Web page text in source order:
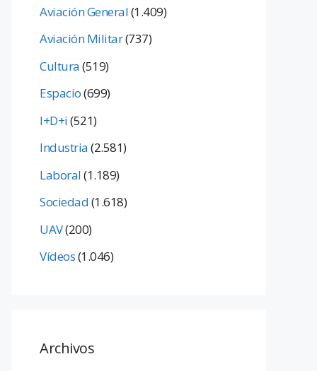
Aviación General(1.409)
Aviación Militar(737)
Cultura(519)
Espacio(699)
I+D+i(521)
Industria(2.581)
Laboral(1.189)
Sociedad(1.618)
UAV(200)
Vídeos(1.046)
Archivos